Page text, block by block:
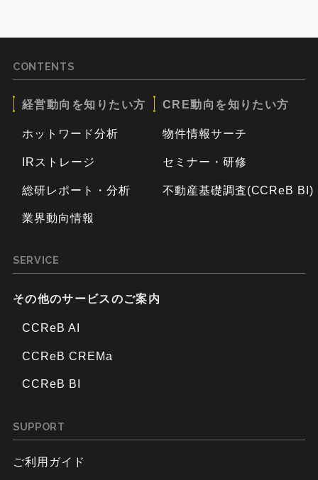
CONTENTS
経営動向を知りたい方
ホットワード分析
IRストレージ
総研レポート・分析
業界動向情報
CRE動向を知りたい方
物件情報サーチ
セミナー・研修
不動産基礎調査(CCReB BI)
SERVICE
その他のサービスのご案内
CCReB AI
CCReB CREMa
CCReB BI
SUPPORT
ご利用ガイド